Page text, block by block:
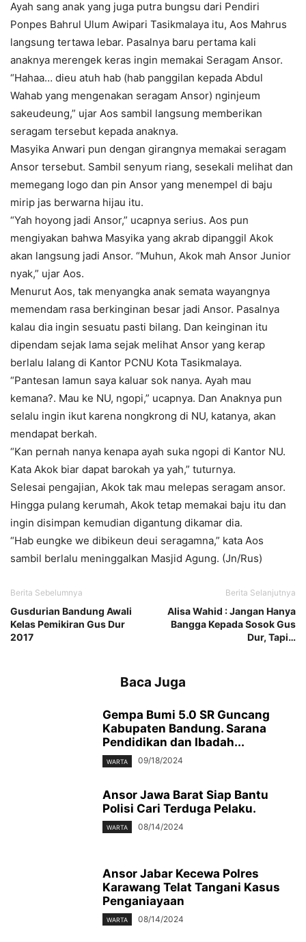
Ayah sang anak yang juga putra bungsu dari Pendiri
Ponpes Bahrul Ulum Awipari Tasikmalaya itu, Aos Mahrus
langsung tertawa lebar. Pasalnya baru pertama kali
anaknya merengek keras ingin memakai Seragam Ansor.
“Hahaa… dieu atuh hab (hab panggilan kepada Abdul
Wahab yang mengenakan seragam Ansor) nginjeum
sakeudeung,” ujar Aos sambil langsung memberikan
seragam tersebut kepada anaknya.
Masyika Anwari pun dengan girangnya memakai seragam
Ansor tersebut. Sambil senyum riang, sesekali melihat dan
memegang logo dan pin Ansor yang menempel di baju
mirip jas berwarna hijau itu.
“Yah hoyong jadi Ansor,” ucapnya serius. Aos pun
mengiyakan bahwa Masyika yang akrab dipanggil Akok
akan langsung jadi Ansor. “Muhun, Akok mah Ansor Junior
nyak,” ujar Aos.
Menurut Aos, tak menyangka anak semata wayangnya
memendam rasa berkinginan besar jadi Ansor. Pasalnya
kalau dia ingin sesuatu pasti bilang. Dan keinginan itu
dipendam sejak lama sejak melihat Ansor yang kerap
berlalu lalang di Kantor PCNU Kota Tasikmalaya.
“Pantesan lamun saya kaluar sok nanya. Ayah mau
kemana?. Mau ke NU, ngopi,” ucapnya. Dan Anaknya pun
selalu ingin ikut karena nongkrong di NU, katanya, akan
mendapat berkah.
“Kan pernah nanya kenapa ayah suka ngopi di Kantor NU.
Kata Akok biar dapat barokah ya yah,” tuturnya.
Selesai pengajian, Akok tak mau melepas seragam ansor.
Hingga pulang kerumah, Akok tetap memakai baju itu dan
ingin disimpan kemudian digantung dikamar dia.
“Hab eungke we dibikeun deui seragamna,” kata Aos
sambil berlalu meninggalkan Masjid Agung. (Jn/Rus)
Berita Sebelumnya
Gusdurian Bandung Awali
Kelas Pemikiran Gus Dur
2017
Berita Selanjutnya
Alisa Wahid : Jangan Hanya
Bangga Kepada Sosok Gus
Dur, Tapi…
Baca Juga
Gempa Bumi 5.0 SR Guncang
Kabupaten Bandung. Sarana
Pendidikan dan Ibadah...
WARTA 09/18/2024
Ansor Jawa Barat Siap Bantu
Polisi Cari Terduga Pelaku.
WARTA 08/14/2024
Ansor Jabar Kecewa Polres
Karawang Telat Tangani Kasus
Penganiayaan
WARTA 08/14/2024